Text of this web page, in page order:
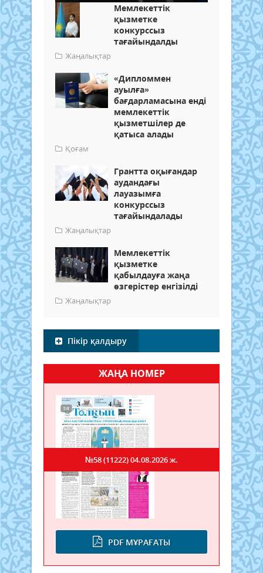
Мемлекеттік
қызметке
конкурссыз
тағайындалды
Жаңалықтар
«Дипломмен
ауылға»
бағдарламасына енді
мемлекеттік
қызметшілер де
қатыса алады
Қоғам
Грантта оқығандар
аудандағы
лауазымға
конкурссыз
тағайындалады
Жаңалықтар
Мемлекеттік
қызметке
қабылдауға жаңа
өзгерістер енгізілді
Жаңалықтар
Пікір қалдыру
ЖАҢА НОМЕР
PDF МҰРАҒАТЫ
№58 (11222)04.08.2026 ж.